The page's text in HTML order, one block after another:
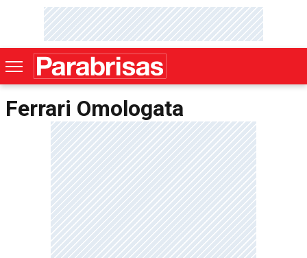
Ferrari Omologata